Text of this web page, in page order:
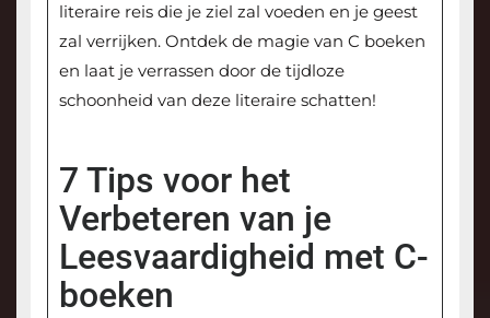
literaire reis die je ziel zal voeden en je geest
zal verrijken. Ontdek de magie van C boeken
en laat je verrassen door de tijdloze
schoonheid van deze literaire schatten!
7 Tips voor het
Verbeteren van je
Leesvaardigheid met C-
boeken